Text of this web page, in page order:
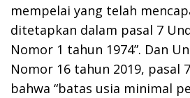
mempelai yang telah
ditetapkan dalam pasal 7
Nomor 1 tahun 1974”. Dan
Nomor 16 tahun 2019, pasal
bahwa “batas usia minimal